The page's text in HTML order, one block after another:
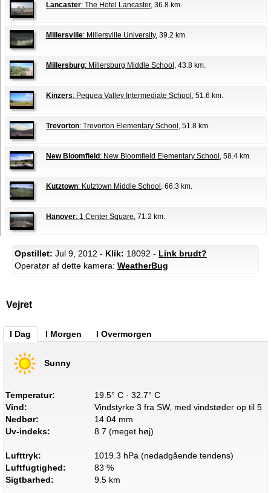
Lancaster: The Hotel Lancaster, 36.8 km.
Millersville: Millersville University, 39.2 km.
Millersburg: Millersburg Middle School , 43.8 km.
Kinzers: Pequea Valley Intermediate School , 51.6 km.
Trevorton: Trevorton Elementary School , 51.8 km.
New Bloomfield : New Bloomfield Elementary School , 58.4 km.
Kutztown: Kutztown Middle School , 66.3 km.
Hanover: 1 Center Square, 71.2 km.
Opstillet: Jul 9, 2012 - Klik: 18092 - Link brudt?
Operatør af dette kamera: WeatherBug
Vejret
I Dag I Morgen I Overmorgen
Sunny
Temperatur:
19.5° C - 32.7° C
Vind:
Vindstyrke 3 fra SW, med vindstøder op til 5
Nedbør:
14.04 mm
Uv-indeks:
8.7 (meget høj)
Lufttryk:
1019.3 hPa (nedadgående tendens)
Luftfugtighed:
83 %
Sigtbarhed:
9.5 km